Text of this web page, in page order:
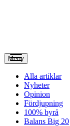
Meny
Alla artiklar
Nyheter
Opinion
Fördjupning
100% byrå
Balans Big 20